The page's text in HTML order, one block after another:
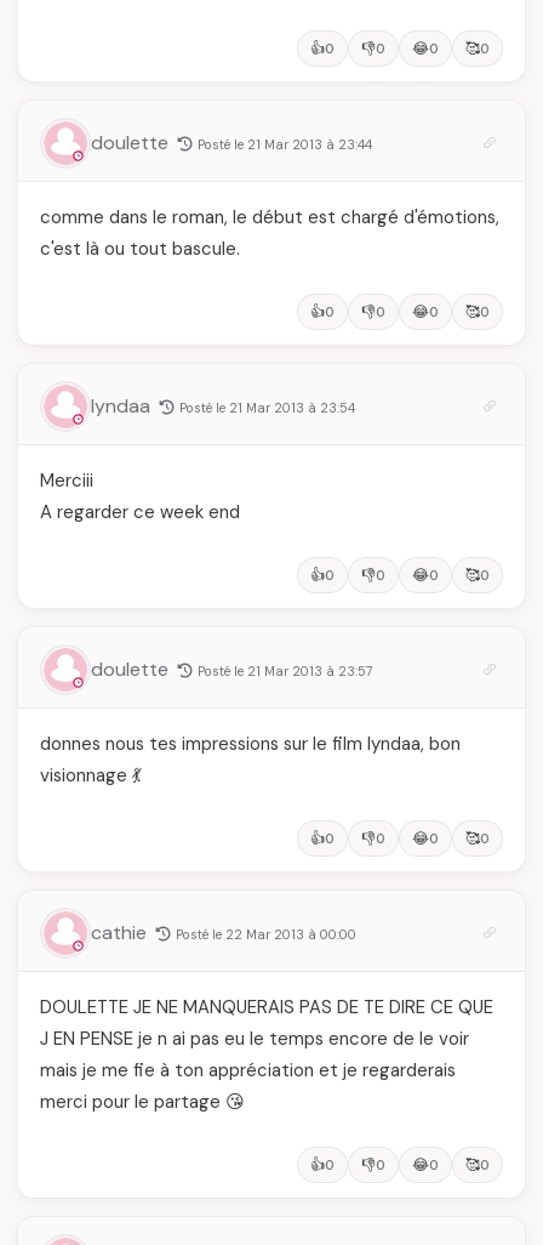
👍0 👎0 😂0 🥰0
doulette Posté le 21 Mar 2013 à 23:44
comme dans le roman, le début est chargé d'émotions,
c'est là ou tout bascule.
👍0 👎0 😂0 🥰0
lyndaa Posté le 21 Mar 2013 à 23:54
Merciii
A regarder ce week end
👍0 👎0 😂0 🥰0
doulette Posté le 21 Mar 2013 à 23:57
donnes nous tes impressions sur le film lyndaa, bon
visionnage 💃
👍0 👎0 😂0 🥰0
cathie Posté le 22 Mar 2013 à 00:00
DOULETTE JE NE MANQUERAIS PAS DE TE DIRE CE QUE
J EN PENSE je n ai pas eu le temps encore de le voir
mais je me fie à ton appréciation et je regarderais
merci pour le partage 😘
👍0 👎0 😂0 🥰0